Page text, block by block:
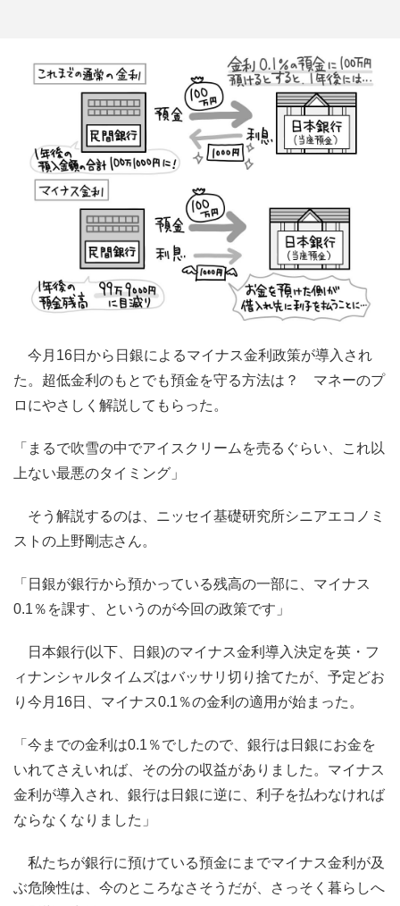
今月16日から日銀によるマイナス金利政策が導入され
た。超低金利のもとでも預金を守る方法は？ マネーのプ
ロにやさしく解説してもらった。
「まるで吹雪の中でアイスクリームを売るぐらい、これ以
上ない最悪のタイミング」
そう解説するのは、ニッセイ基礎研究所シニアエコノミ
ストの上野剛志さん。
「日銀が銀行から預かっている残高の一部に、マイナス
0.1％を課す、というのが今回の政策です」
日本銀行(以下、日銀)のマイナス金利導入決定を英・フ
ィナンシャルタイムズはバッサリ切り捨てたが、予定どお
り今月16日、マイナス0.1％の金利の適用が始まった。
「今までの金利は0.1％でしたので、銀行は日銀にお金を
いれてさえいれば、その分の収益がありました。マイナス
金利が導入され、銀行は日銀に逆に、利子を払わなければ
ならなくなりました」
私たちが銀行に預けている預金にまでマイナス金利が及
ぶ危険性は、今のところなさそうだが、さっそく暮らしへ